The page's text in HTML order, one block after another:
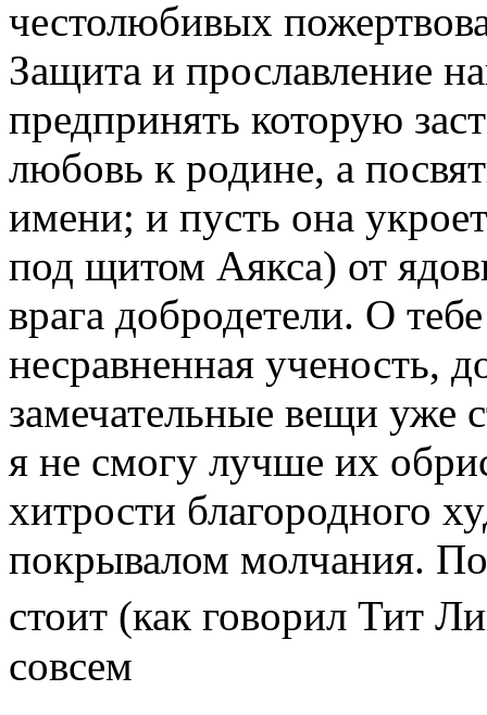
честолюбивых
Защита и прославление
предпринять которую
любовь к родине, а
имени; и пусть она
под щитом Аякса) от
врага добродетели. О
несравненная ученость,
замечательные вещи уже
я не смогу лучше их
хитрости благородного
покрывалом молчания.
стоит (как говорил Тит
совсем